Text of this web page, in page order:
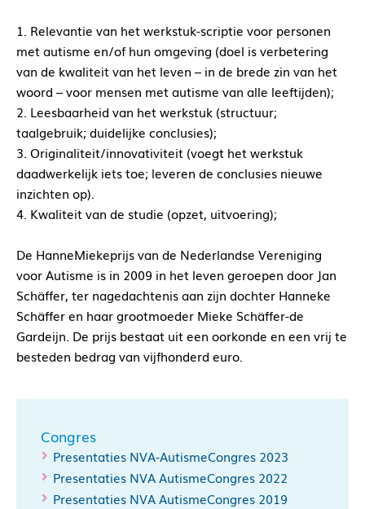
1. Relevantie van het werkstuk-scriptie voor personen
met autisme en/of hun omgeving (doel is verbetering
van de kwaliteit van het leven – in de brede zin van het
woord – voor mensen met autisme van alle leeftijden);
2. Leesbaarheid van het werkstuk (structuur;
taalgebruik; duidelijke conclusies);
3. Originaliteit/innovativiteit (voegt het werkstuk
daadwerkelijk iets toe; leveren de conclusies nieuwe
inzichten op).
4. Kwaliteit van de studie (opzet, uitvoering);
De HanneMiekeprijs van de Nederlandse Vereniging
voor Autisme is in 2009 in het leven geroepen door Jan
Schäffer, ter nagedachtenis aan zijn dochter Hanneke
Schäffer en haar grootmoeder Mieke Schäffer-de
Gardeijn. De prijs bestaat uit een oorkonde en een vrij te
besteden bedrag van vijfhonderd euro.
Congres
Presentaties NVA-AutismeCongres 2023
Presentaties NVA AutismeCongres 2022
Presentaties NVA AutismeCongres 2019